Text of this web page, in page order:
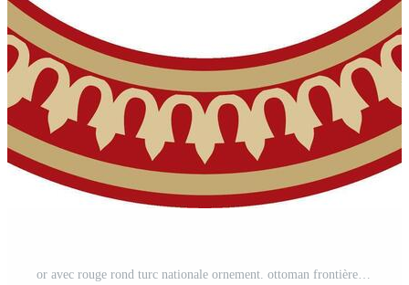
or avec rouge rond turc nationale ornement. ottoman frontière, Cadre. ethnique floral cercle, anneau, seldjoukide les turcs modèle. décoration de le du sultan palais. Vecteur Pro